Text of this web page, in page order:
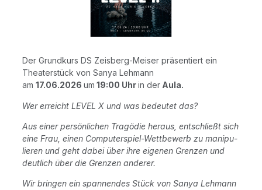
Der Grund­kurs DS Zeisberg-Mei­ser prä­sen­tiert ein
Thea­ter­stück von Sanya Leh­mann
am 17.06.2026 um 19:00 Uhrin der Aula.
Wer erreicht LEVEL X und was bedeu­tet das?
Aus einer per­sön­li­chen Tra­gö­die her­aus, ent­schließt sich
eine Frau, einen Com­pu­ter­spiel-Wett­be­werb zu mani­pu­
lie­ren und geht dabei über ihre eige­nen Gren­zen und
deut­lich über die Gren­zen anderer.
Wir brin­gen ein span­nen­des Stück von Sanya Leh­mann